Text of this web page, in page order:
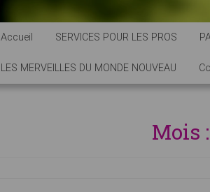
Accueil SERVICES POUR LES PROS
LES MERVEILLES DU MONDE NOUVEAU
Mois :